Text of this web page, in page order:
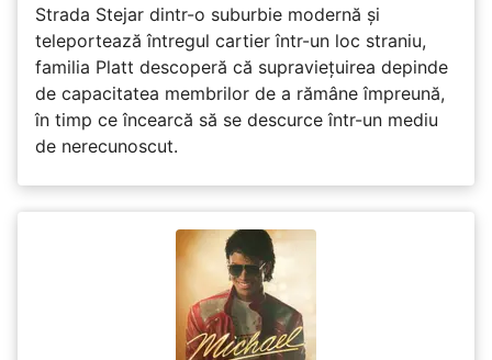
Strada Stejar dintr-o suburbie modernă și
teleportează întregul cartier într-un loc straniu,
familia Platt descoperă că supraviețuirea depinde
de capacitatea membrilor de a rămâne împreună,
în timp ce încearcă să se descurce într-un mediu
de nerecunoscut.